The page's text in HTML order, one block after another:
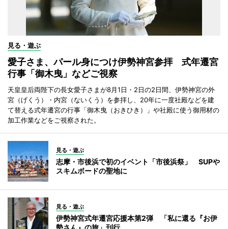
見る・遊ぶ
愛子さま、パール身につけ伊勢神宮参拝 式年遷宮
行事「御木曳」などご視察
天皇皇后両陛下の長女愛子さまが8月1日・2日の2日間、伊勢神宮の外
宮（げくう）・内宮（ないくう）を参拝し、20年に一度社殿などを建
て替える式年遷宮の行事「御木曳（おきひき）」や社殿に使う御用材の
加工作業などをご視察された。
見る・遊ぶ
志摩・市後浜で初のイベント「市後浜祭」 SUPや
スキムボードの聖地に
見る・遊ぶ
伊勢神宮式年遷宮応援本第2弾 「私に還る『お伊
勢さん』の旅」刊行